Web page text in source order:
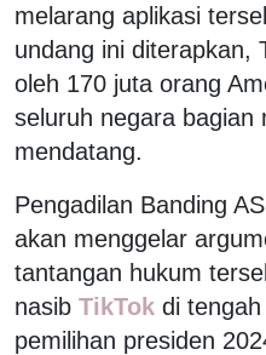
melarang aplikasi
undang ini diterapkan,
oleh 170 juta orang
seluruh negara bagian
mendatang.
Pengadilan Banding
akan menggelar
tantangan hukum
nasib TikTok di
pemilihan presiden